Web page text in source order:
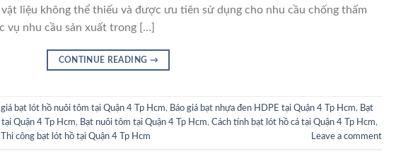
liệu không thể thiếu và được ưu tiên sử dụng cho nhu cầu chống thấm
vụ nhu cầu sản xuất trong […]
CONTINUE READING →
giá bạt lót hồ nuôi tôm tại Quận 4 Tp Hcm, Báo giá bạt nhựa đen HDPE tại Quận 4 Tp Hcm, Bạt
tại Quận 4 Tp Hcm, Bạt nuôi tôm tại Quận 4 Tp Hcm, Cách tính bạt lót hồ cá tại Quận 4 Tp Hcm,
Thi công bạt lót hồ tại Quận 4 Tp Hcm Leave a comment